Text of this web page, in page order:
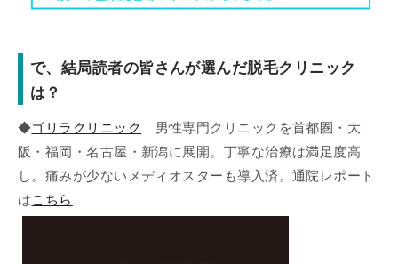
で、結局読者の皆さんが選んだ脱毛クリニック
は？
◆ゴリラクリニック
男性専門クリニックを首都圏・大
阪・福岡・名古屋・新潟に展開。丁寧な治療は満足度高
し。痛みが少ないメディオスターも導入済。通院レポート
はこちら